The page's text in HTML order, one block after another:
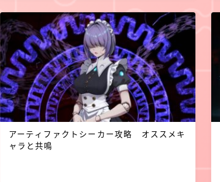
アーティファクトシーカー攻略 オススメキ
ャラと共鳴